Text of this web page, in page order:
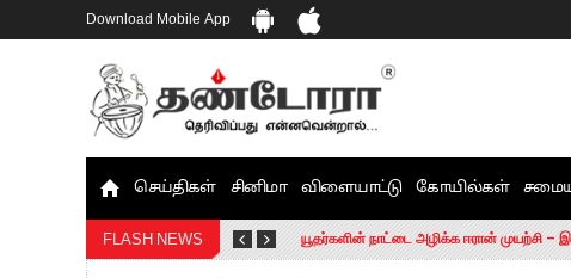
Download Mobile App
செய்திகள் சினிமா விளையாட்டு கோயில்கள்
FLASH NEWS
யூதர்களின் நாட்டை அழிக்க ஈரான் முயற்சி –